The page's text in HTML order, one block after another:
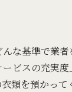
な基準で業
ビスの充実
類を預かっ